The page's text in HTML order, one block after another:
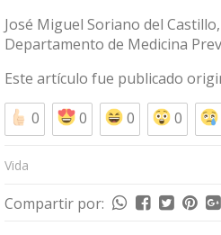
José Miguel Soriano del Castillo
Departamento de Medicina
Este artículo fue publicado
0
0 0 0
Vida
Compartir por: